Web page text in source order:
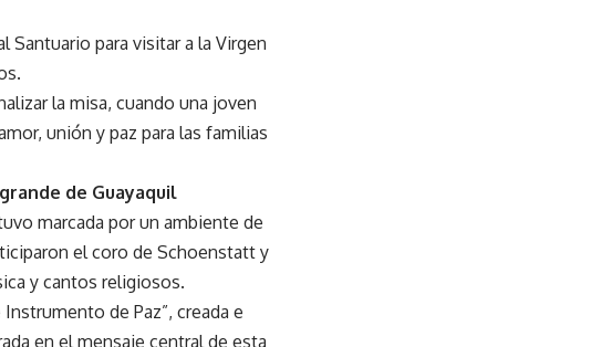
Santuario para visitar a la Virgen
la misa, cuando una joven
unión y paz para las familias
de Guayaquil
marcada por un ambiente de
el coro de Schoenstatt y
y cantos religiosos.
de Paz”, creada e
en el mensaje central de esta